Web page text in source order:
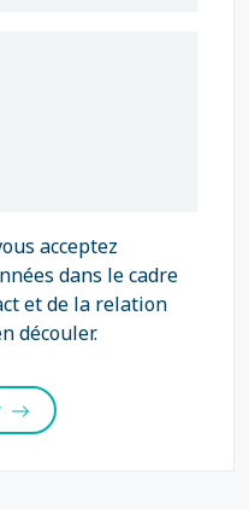
acceptez
dans le cadre
et de la relation
découler.